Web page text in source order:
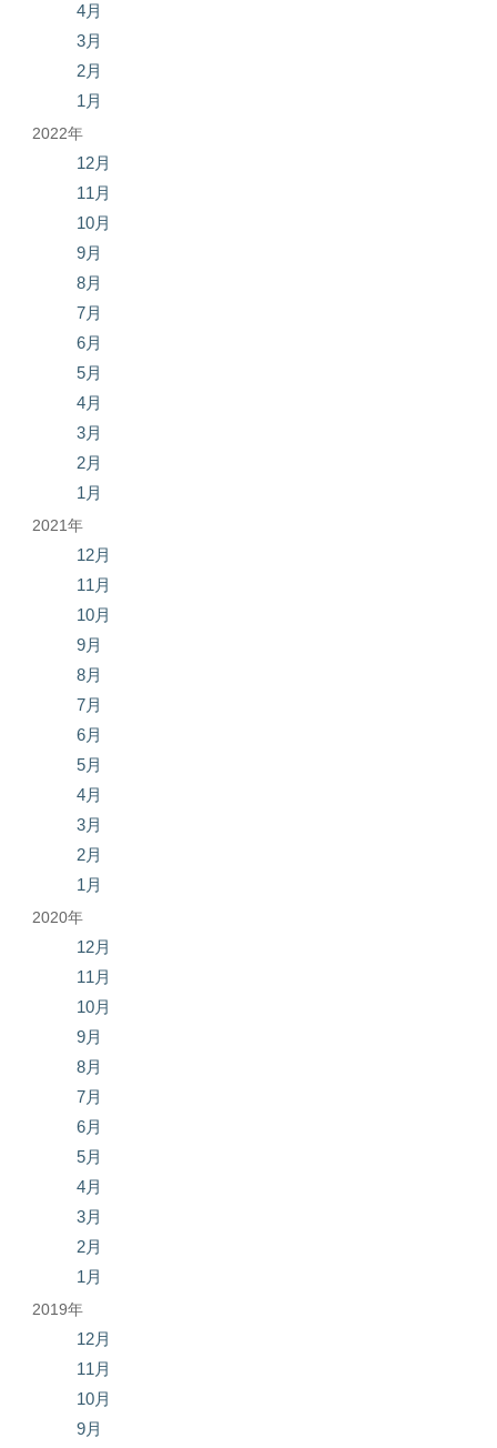
4月
3月
2月
1月
2022年
12月
11月
10月
9月
8月
7月
6月
5月
4月
3月
2月
1月
2021年
12月
11月
10月
9月
8月
7月
6月
5月
4月
3月
2月
1月
2020年
12月
11月
10月
9月
8月
7月
6月
5月
4月
3月
2月
1月
2019年
12月
11月
10月
9月